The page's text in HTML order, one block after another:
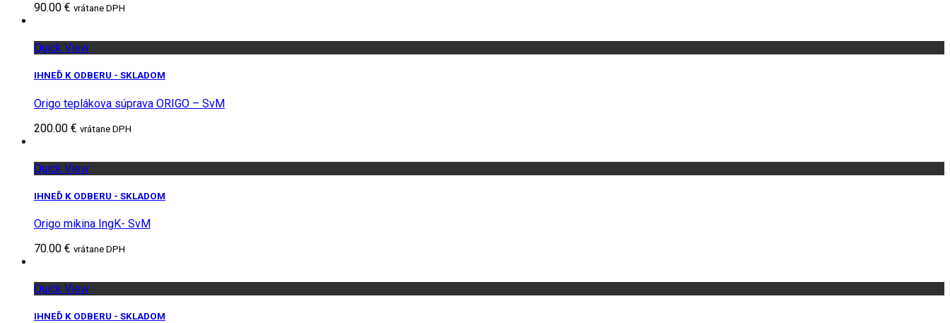
90.00 € vrátane DPH
Quick View
IHNEĎ K ODBERU - SKLADOM
Origo teplákova súprava ORIGO – SvM
200.00 € vrátane DPH
Quick View
IHNEĎ K ODBERU - SKLADOM
Origo mikina IngK- SvM
70.00 € vrátane DPH
Quick View
IHNEĎ K ODBERU - SKLADOM